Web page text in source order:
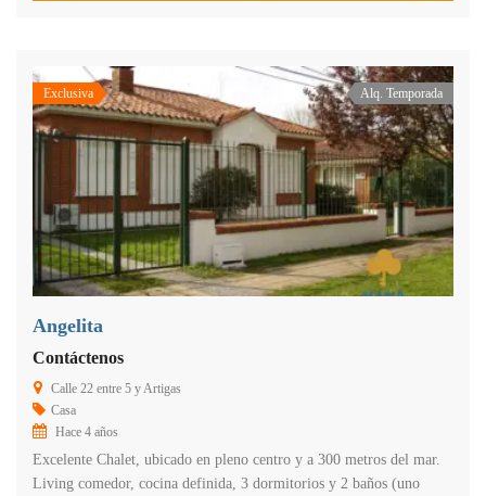
Exclusiva Alq. Temporada
Angelita
Contáctenos
Calle 22 entre 5 y Artigas
Casa
Hace 4 años
Excelente Chalet, ubicado en pleno centro y a 300 metros del mar.
Living comedor, cocina definida, 3 dormitorios y 2 baños (uno